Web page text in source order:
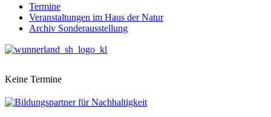
Termine
Veranstaltungen im Haus der Natur
Archiv Sonderausstellung
Keine Termine